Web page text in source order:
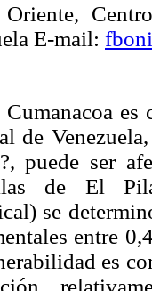
E-mail:
de
puede ser
de El
se
entre
es